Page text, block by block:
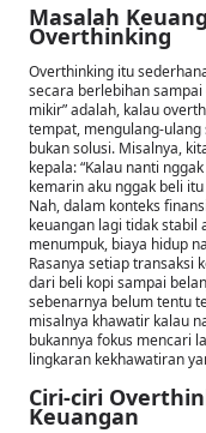
Masalah
Overthinking
Overthinking itu
secara berlebihan
mikir” adalah, kalau
tempat, mengulang-
bukan solusi. Misalnya,
kepala: “Kalau nanti
kemarin aku nggak beli itu
Nah, dalam konteks
keuangan lagi tidak stabil
menumpuk, biaya hidup
Rasanya setiap transaksi
dari beli kopi sampai
sebenarnya belum tentu
misalnya khawatir kalau
bukannya fokus mencari
lingkaran kekhawatiran
Ciri-ciri
Keuangan